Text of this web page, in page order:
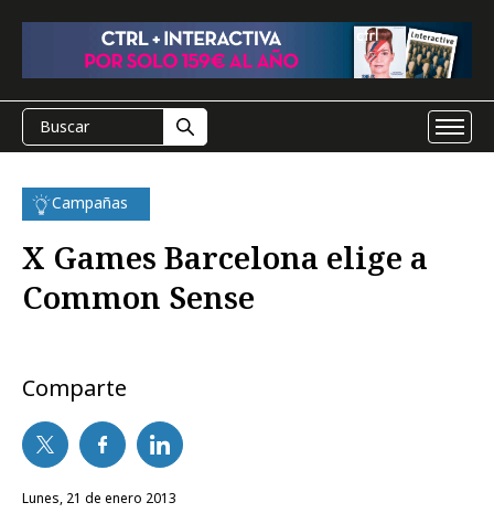
Campañas
X Games Barcelona elige a
Common Sense
Comparte
lunes, 21 de enero 2013